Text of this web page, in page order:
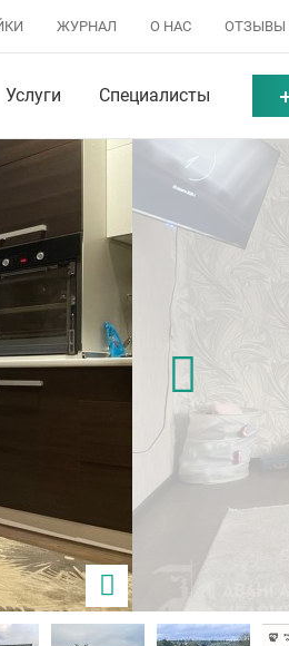
ЖУРНАЛ О НАС ОТЗЫВЫ
Услуги Специалисты